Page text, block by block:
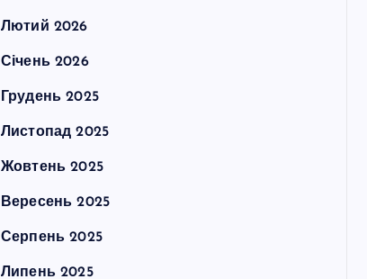
Лютий 2026
Січень 2026
Грудень 2025
Листопад 2025
Жовтень 2025
Вересень 2025
Серпень 2025
Липень 2025